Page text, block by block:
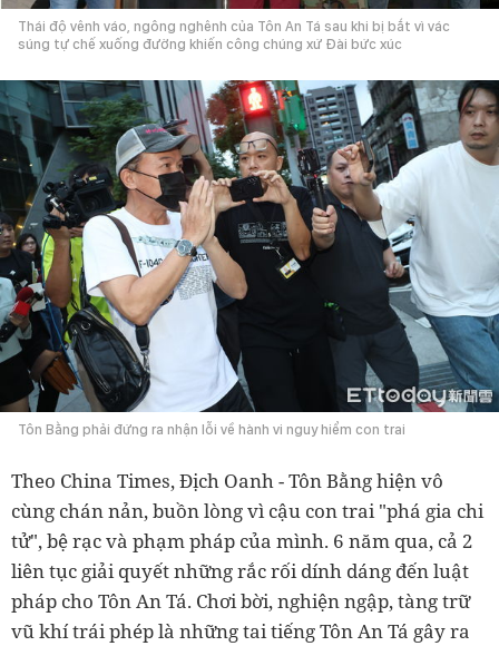
Thái độ vênh váo, ngông nghênh của Tôn An Tá sau khi bị bắt vì vác
súng tự chế xuống đường khiến công chúng xứ Đài bức xúc
Tôn Bằng phải đứng ra nhận lỗi về hành vi nguy hiểm con trai
Theo China Times, Địch Oanh - Tôn Bằng hiện vô
cùng chán nản, buồn lòng vì cậu con trai "phá gia chi
tử", bệ rạc và phạm pháp của mình. 6 năm qua, cả 2
liên tục giải quyết những rắc rối dính dáng đến luật
pháp cho Tôn An Tá. Chơi bời, nghiện ngập, tàng trữ
vũ khí trái phép là những tai tiếng Tôn An Tá gây ra